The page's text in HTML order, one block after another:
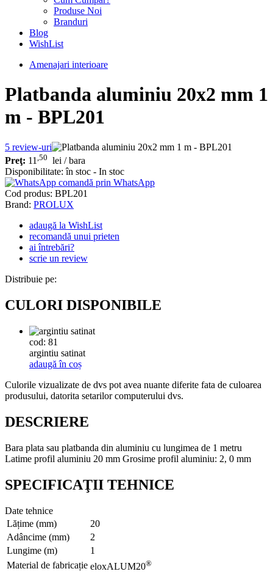
Produse Noi
Branduri
Blog
WishList
Amenajari interioare
Platbanda aluminiu 20x2 mm 1
m - BPL201
5 review-uri
Preţ: 11 ,50 lei / bara
Disponibilitate: în stoc - In stoc
comandă prin WhatsApp
Cod produs: BPL201
Brand: PROLUX
adaugă la WishList
recomandă unui prieten
ai întrebări?
scrie un review
Distribuie pe:
CULORI DISPONIBILE
cod: 81
argintiu satinat
adaugă în coș
Culorile vizualizate de dvs pot avea nuante diferite fata de culoarea
produsului, datorita setarilor computerului dvs.
DESCRIERE
Bara plata sau platbanda din aluminiu cu lungimea de 1 metru
Latime profil aluminiu 20 mm Grosime profil aluminiu: 2, 0 mm
SPECIFICAŢII TEHNICE
Date tehnice
Lățime (mm)
20
Adâncime (mm)
2
Lungime (m)
1
Material de fabricație eloxALUM20®